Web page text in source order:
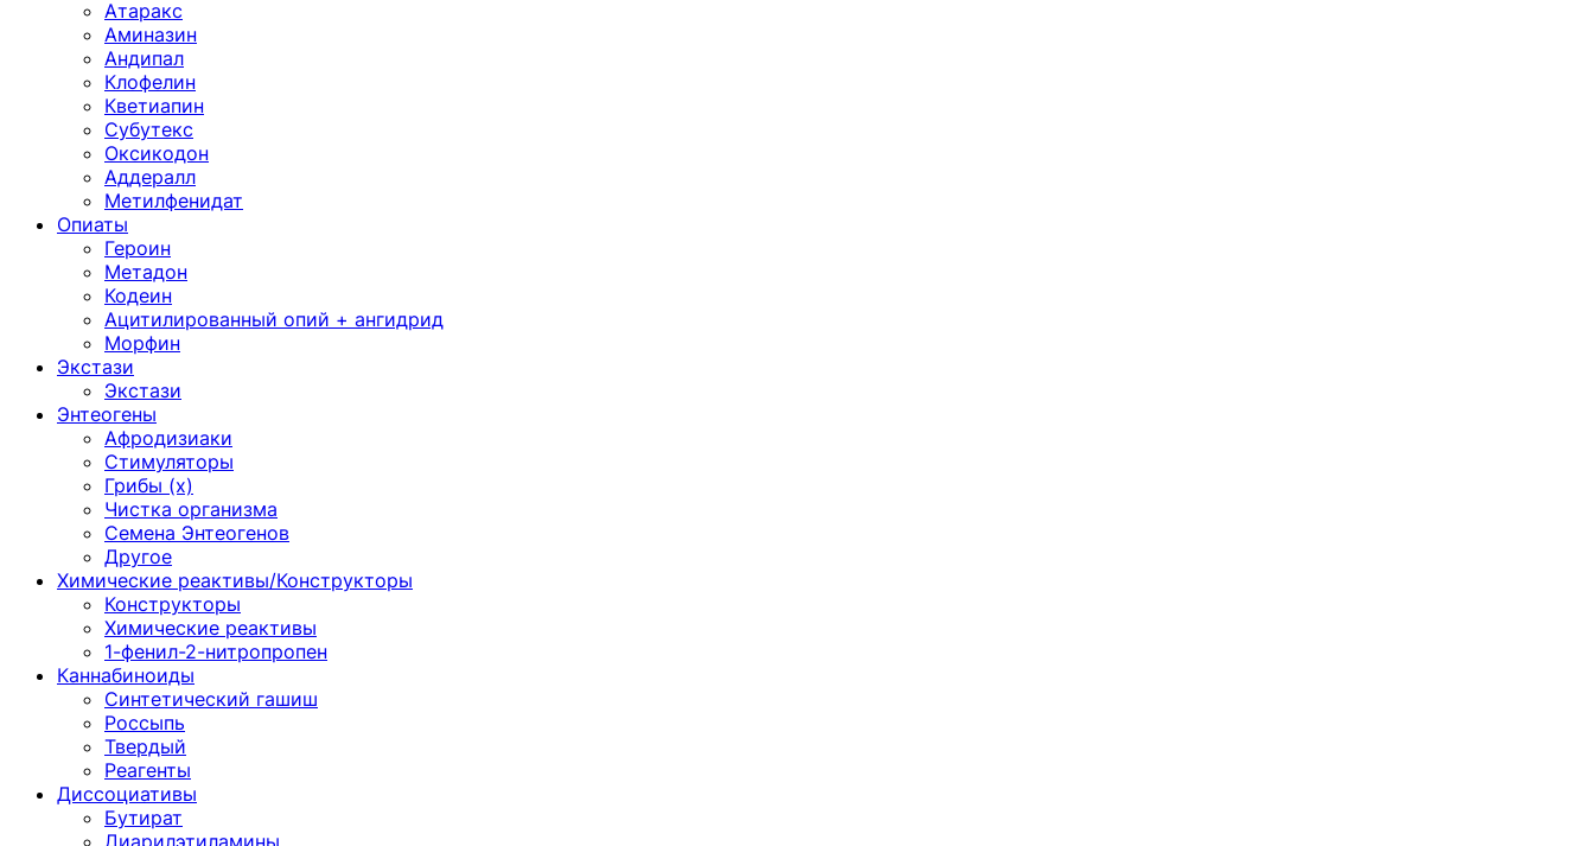
Атаракс
Аминазин
Андипал
Клофелин
Кветиапин
Субутекс
Оксикодон
Аддералл
Метилфенидат
Опиаты
Героин
Метадон
Кодеин
Ацитилированный опий + ангидрид
Морфин
Экстази
Экстази
Энтеогены
Афродизиаки
Стимуляторы
Грибы (х)
Чистка организма
Семена Энтеогенов
Другое
Химические реактивы/Конструкторы
Конструкторы
Химические реактивы
1-фенил-2-нитропропен
Каннабиноиды
Синтетический гашиш
Россыпь
Твердый
Реагенты
Диссоциативы
Бутират
Диарилэтиламины